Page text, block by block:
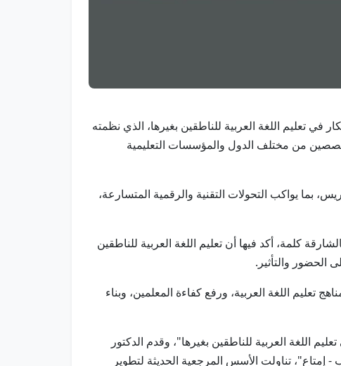
في تعليم اللغة العربية للناطقين بغيرها، الذي نظمته
من مختلف الدول والمؤسسات التعليمية
بما يواكب التحولات التقنية والرقمية المتسارعة،
كلمة، أكد فيها أن تعليم اللغة العربية للناطقين
الحضور والتأثير.
تعليم اللغة العربية، ورفع كفاءة المعلمين، وبناء
اللغة العربية للناطقين بغيرها"، وقدم الدكتور
إمتاع"، تناولت الأسس المرجعية الحديثة لتطوير